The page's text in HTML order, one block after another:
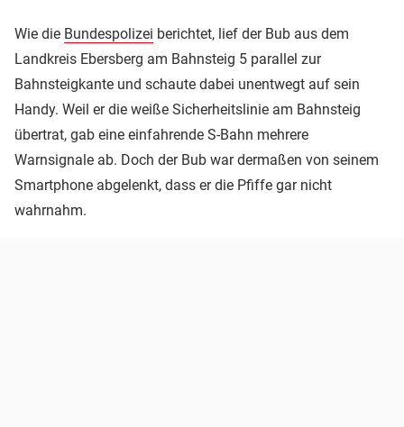
Wie die Bundespolizei berichtet, lief der Bub aus dem
Landkreis Ebersberg am Bahnsteig 5 parallel zur
Bahnsteigkante und schaute dabei unentwegt auf sein
Handy. Weil er die weiße Sicherheitslinie am Bahnsteig
übertrat, gab eine einfahrende S-Bahn mehrere
Warnsignale ab. Doch der Bub war dermaßen von seinem
Smartphone abgelenkt, dass er die Pfiffe gar nicht
wahrnahm.